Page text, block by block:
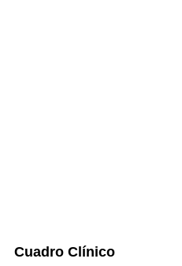
Cuadro Clínico